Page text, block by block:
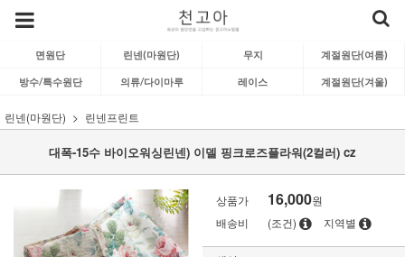
면원단 린넨(마원단) 무지 계절원단(여름)
방수/특수원단 의류/다이마루 레이스 계절원단(겨울)
린넨(마원단) 린넨프린트
대폭-15수 바이오워싱린넨) 이델 핑크로즈플라워(2컬러) cz
상품가 16,000원
배송비
(조건) 지역별